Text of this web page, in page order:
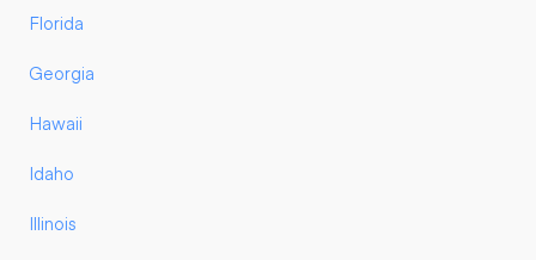
Florida
Georgia
Hawaii
Idaho
Illinois